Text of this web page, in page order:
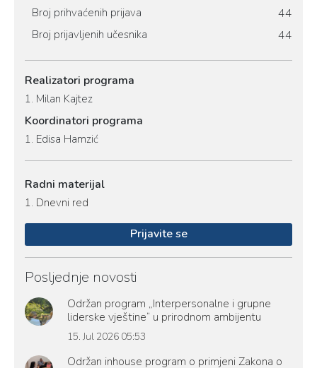
Broj prihvaćenih prijava 44
Broj prijavljenih učesnika 44
Realizatori programa
1. Milan Kajtez
Koordinatori programa
1. Edisa Hamzić
Radni materijal
1. Dnevni red
Prijavite se
Posljednje novosti
Održan program „Interpersonalne i grupne
liderske vještine“ u prirodnom ambijentu
15. Jul 2026 05:53
Održan inhouse program o primjeni Zakona o